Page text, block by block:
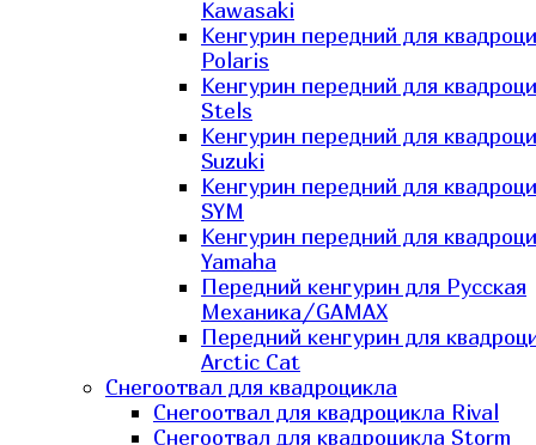
Kawasaki
Кенгурин передний для
Polaris
Кенгурин передний для
Stels
Кенгурин передний для
Suzuki
Кенгурин передний для
SYM
Кенгурин передний для
Yamaha
Передний кенгурин для Русская
Механика/GAMAX
Передний кенгурин для
Arctic Cat
Снегоотвал для квадроцикла
Снегоотвал для квадроцикла Rival
Снегоотвал для квадроцикла Storm